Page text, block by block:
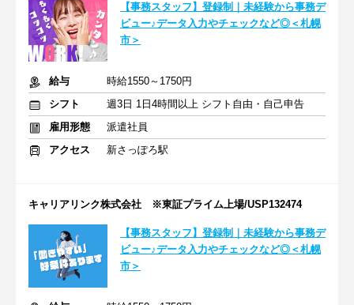
【事務スタッフ】登録制｜未経験から事務デ
ビュー♪データ入力やチェックなど◎＜札幌
市＞
給与
時給1550～1750円
シフト
週3日 1日4時間以上 シフト自由・自己申告
雇用形態
派遣社員
アクセス
新さっぽろ駅
キャリアリンク株式会社 ※東証プライム上場/USP132474
【事務スタッフ】登録制｜未経験から事務デ
ビュー♪データ入力やチェックなど◎＜札幌
市＞